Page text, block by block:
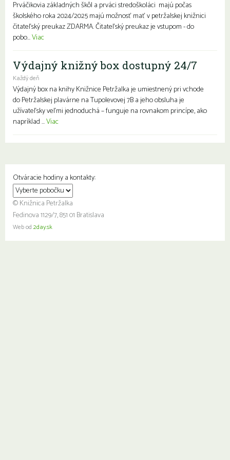
Prváčikovia základných škôl a prváci stredoškoláci majú počas
školského roka 2024/2025 majú možnosť mať v petržalskej knižnici
čitateľský preukaz ZDARMA. Čitateľský preukaz je vstupom - do
pobo...Viac
Výdajný knižný box dostupný 24/7
Každý deň
Výdajný box na knihy Knižnice Petržalka je umiestnený pri vchode
do Petržalskej plavárne na Tupolevovej 7B a jeho obsluha je
užívateľsky veľmi jednoduchá – funguje na rovnakom princípe, ako
napríklad ...Viac
Otváracie hodiny a kontakty:
© Knižnica Petržalka
Fedinova 1129/7, 851 01 Bratislava
Web od 2day.sk